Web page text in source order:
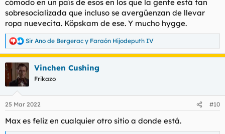
cómodo en un país de esos en los que la gente está tan
sobresocializada que incluso se avergüenzan de llevar
ropa nuevecita. Köpskam de ese. Y mucho hygge.
R
e
a
c
c
i
e
:
Sir Ano de Bergerac y Faraón Hijodeputh IV
Vinchen Cushing
Frikazo
25 Mar 2022 #10
Max es feliz en cualquier otro sitio a donde está.